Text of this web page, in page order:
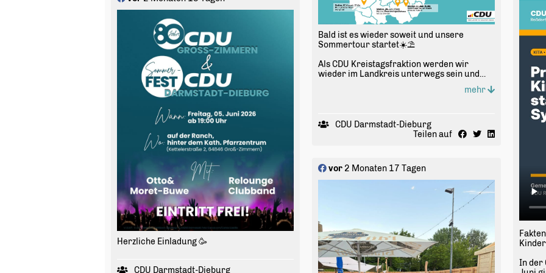
Mobil
Bei
noch
eine
Bald ist es wieder soweit und unsere
Sommertour startet☀️⛱️
Als CDU Kreistagsfraktion werden wir
wieder im Landkreis unterwegs sein und
uns informieren und ins Gespräch kommen
haben, melden Sie sich gerne unter
Frank.klock@cdu-Kreistag.net 🤝
mehr
CDU Darmstadt-Dieburg
Teilen auf
In der
Herzliche Einladung 🥳
CDU Darmstadt-Dieburg
vor 2 Monaten 17 Tagen